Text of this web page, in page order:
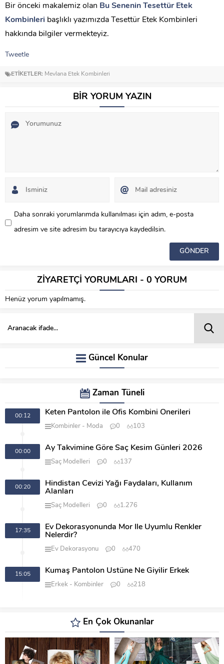
Bir önceki makalemiz olan Bu Senenin Tesettür Etek
Kombinleri başlıklı yazımızda Tesettür Etek Kombinleri
hakkında bilgiler vermekteyiz.
Tweetle
ETİKETLER: Mevlana Etek Kombinleri
BİR YORUM YAZIN
Daha sonraki yorumlarımda kullanılması için adım, e-posta
adresim ve site adresim bu tarayıcıya kaydedilsin.
ZİYARETÇİ YORUMLARI - 0 YORUM
Henüz yorum yapılmamış.
Güncel Konular
Zaman Tüneli
00:12 Keten Pantolon ile Ofis Kombini Önerileri
Kombinler Moda 0 103
00:00 Ay Takvimine Göre Saç Kesim Günleri 2026
Saç Modelleri 0 137
00:20
Hindistan Cevizi Yağı Faydaları, Kullanım
Alanları
Saç Modelleri 0 1.276
17:35
Ev Dekorasyonunda Mor İle Uyumlu Renkler
Nelerdir?
Ev Dekorasyonu 0 470
15:05 Kumaş Pantolon Üstüne Ne Giyilir Erkek
Erkek Kombinler 0 218
En Çok Okunanlar